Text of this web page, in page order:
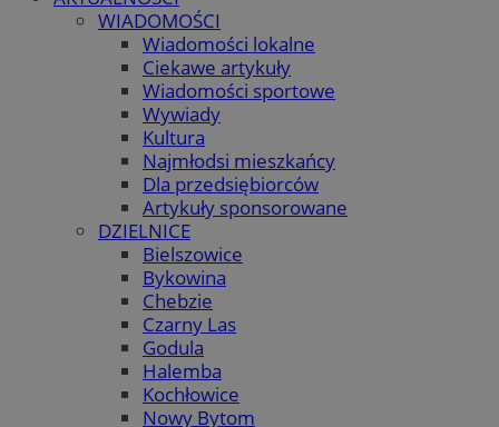
WIADOMOŚCI
Wiadomości lokalne
Ciekawe artykuły
Wiadomości sportowe
Wywiady
Kultura
Najmłodsi mieszkańcy
Dla przedsiębiorców
Artykuły sponsorowane
DZIELNICE
Bielszowice
Bykowina
Chebzie
Czarny Las
Godula
Halemba
Kochłowice
Nowy Bytom